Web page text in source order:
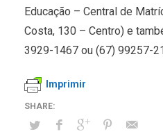
Educação – Central de
Costa, 130 – Centro) e
3929-1467 ou (67) 99257-
Imprimir